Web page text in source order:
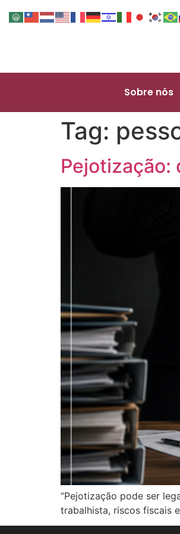
Sobre nós
Tag:
Pejotização:
“Pejotização pode ser
trabalhista, riscos fiscais